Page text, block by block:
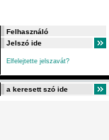
Elfelejtette jelszavát?